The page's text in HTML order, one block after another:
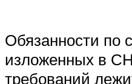
Обязанности по
изложенных в
требований